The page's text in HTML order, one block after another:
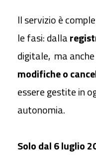
Il servizio è
le fasi: dalla
digitale, ma
modifiche o
essere gestite in
autonomia.
Solo dal 6 luglio